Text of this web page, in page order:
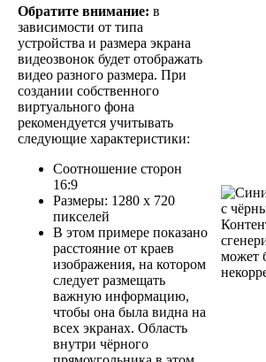
Обратите внимание: в
зависимости от типа
устройства и размера экрана
видеозвонок будет отображать
видео разного размера. При
создании собственного
виртуального фона
рекомендуется учитывать
следующие характеристики:
Соотношение сторон
16:9
Размеры: 1280 x 720
пикселей
В этом примере показано
расстояние от краев
изображения, на котором
следует размещать
важную информацию,
чтобы она была видна на
всех экранах. Область
внутри чёрного